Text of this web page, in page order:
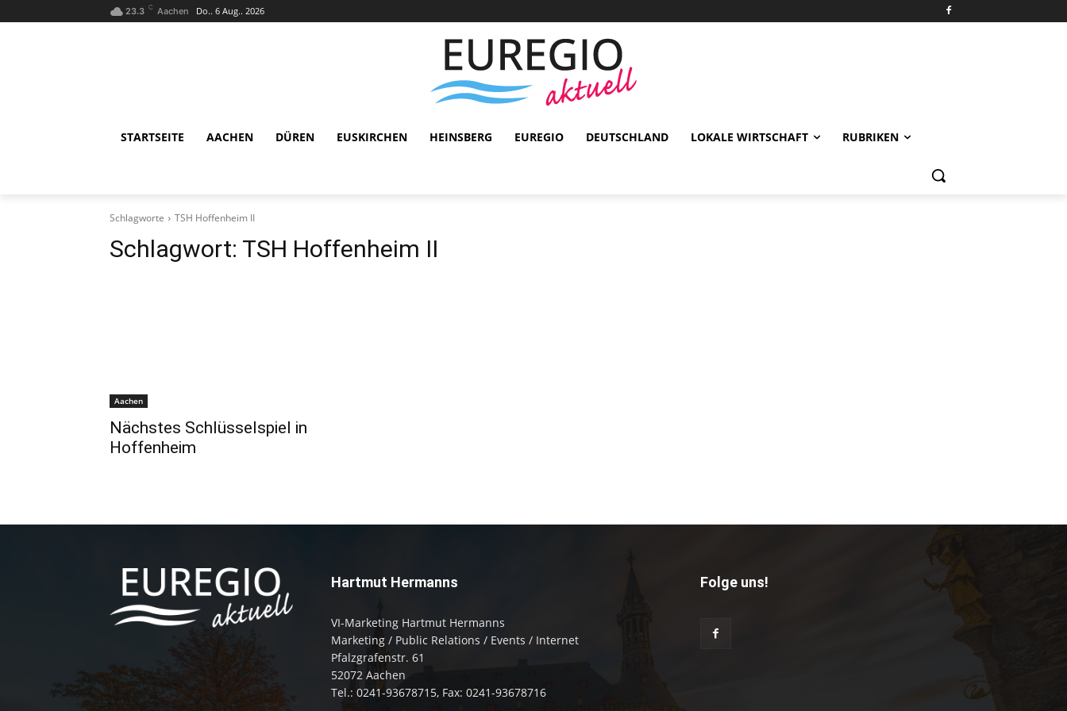
23.3 C Aachen Do.. 6 Aug.. 2026
STARTSEITE AACHEN DÜREN EUSKIRCHEN HEINSBERG EUREGIO DEUTSCHLAND LOKALE WIRTSCHAFT RUBRIKEN
Schlagworte TSH Hoffenheim II
Schlagwort: TSH Hoffenheim II
Aachen
Nächstes Schlüsselspiel in
Hoffenheim
Hartmut Hermanns
VI-Marketing Hartmut Hermanns
Marketing / Public Relations / Events / Internet
Pfalzgrafenstr. 61
52072 Aachen
Tel.: 0241-93678715, Fax: 0241-93678716
Folge uns!